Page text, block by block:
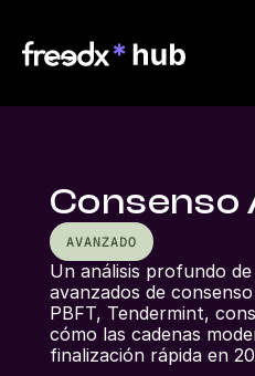
Consenso
AVANZADO
Un análisis profundo
avanzados de
PBFT, Tendermint,
cómo las cadenas
finalización rápida en